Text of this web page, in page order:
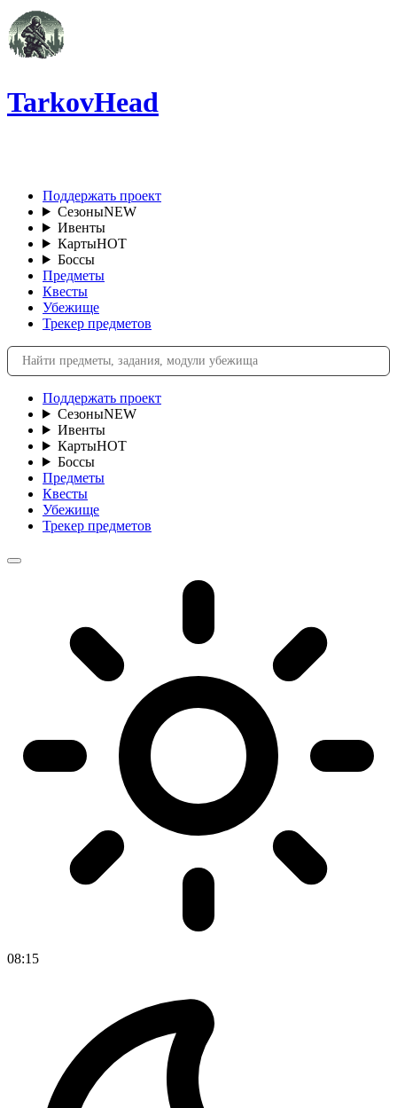
TarkovHead
Поддержать проект
СезоныNEW
Ивенты
КартыHOT
Боссы
Предметы
Квесты
Убежище
Трекер предметов
Поддержать проект
СезоныNEW
Ивенты
КартыHOT
Боссы
Предметы
Квесты
Убежище
Трекер предметов
08:15